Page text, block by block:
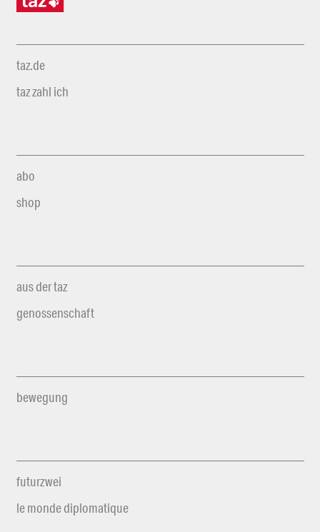
taz.de
taz zahl ich
abo
shop
aus der taz
genossenschaft
bewegung
futurzwei
le monde diplomatique